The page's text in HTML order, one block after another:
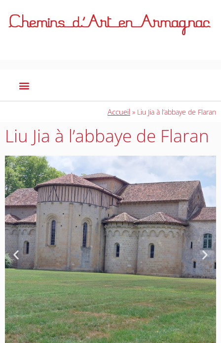
Accueil » Liu Jia à l’abbaye de Flaran
Liu Jia à l’abbaye de Flaran